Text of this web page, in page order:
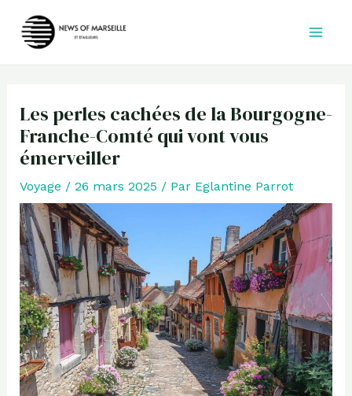
Les perles cachées de la Bourgogne-
Franche-Comté qui vont vous
émerveiller
Voyage / 26 mars 2025 / Par Eglantine Parrot